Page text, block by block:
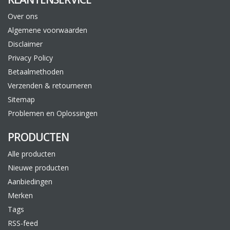
Over ons
Algemene voorwaarden
Disclaimer
Privacy Policy
Betaalmethoden
Verzenden & retourneren
Sitemap
Problemen en Oplossingen
PRODUCTEN
Alle producten
Nieuwe producten
Aanbiedingen
Merken
Tags
RSS-feed